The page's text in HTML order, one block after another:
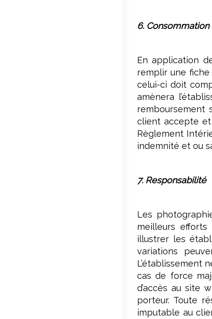
6.
En application
remplir une
celui-ci doit
amènera
remboursement
client accepte et
Règlement
indemnité et ou
7. Responsabilité
Les
meilleurs
illustrer les
variations
L’établissement
cas de force
d’accès au site
porteur. Toute
imputable au